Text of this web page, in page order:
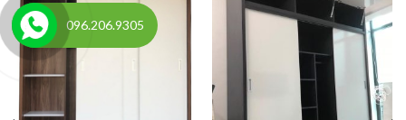
096.206.9305